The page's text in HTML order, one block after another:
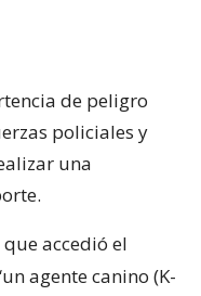
de peligro
policiales y
una
accedió el
agente canino (K-